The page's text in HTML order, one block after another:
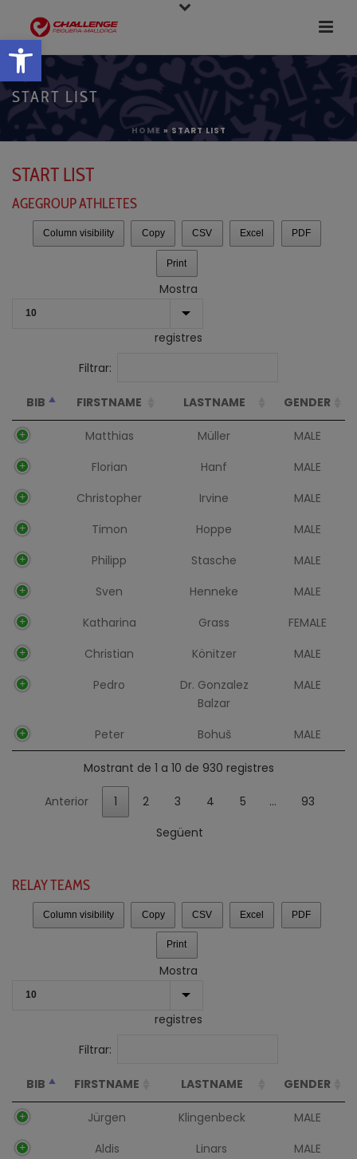
Obre la barra d'eines
START LIST
HOME » START LIST
START LIST
AGEGROUP ATHLETES
Column visibility Copy CSV Excel PDF
Print
Mostra
registres
Filtrar:
BIB FIRSTNAME LASTNAME GENDER
Matthias Müller
MALE
Florian
Hanf
MALE
Christopher
Irvine
MALE
Timon
Hoppe
MALE
Philipp
Stasche
MALE
Sven
Henneke
MALE
Katharina
Grass
FEMALE
Christian
Könitzer
MALE
Pedro
Dr. Gonzalez
Balzar
MALE
Peter Bohuš MALE
Mostrant de 1 a 10 de 930 registres
Anterior 1 2 3 4 5 …
93
Següent
RELAY TEAMS
Column visibility Copy CSV Excel PDF
Print
Mostra
registres
Filtrar:
BIB FIRSTNAME LASTNAME GENDER
Jürgen Klingenbeck
MALE
Aldis
Linars
MALE